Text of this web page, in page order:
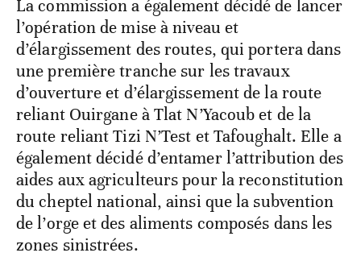
La commission a également décidé de lancer
l’opération de mise à niveau et
d’élargissement des routes, qui portera dans
une première tranche sur les travaux
d’ouverture et d’élargissement de la route
reliant Ouirgane à Tlat N’Yacoub et de la
route reliant Tizi N’Test et Tafoughalt. Elle a
également décidé d’entamer l’attribution des
aides aux agriculteurs pour la reconstitution
du cheptel national, ainsi que la subvention
de l’orge et des aliments composés dans les
zones sinistrées.